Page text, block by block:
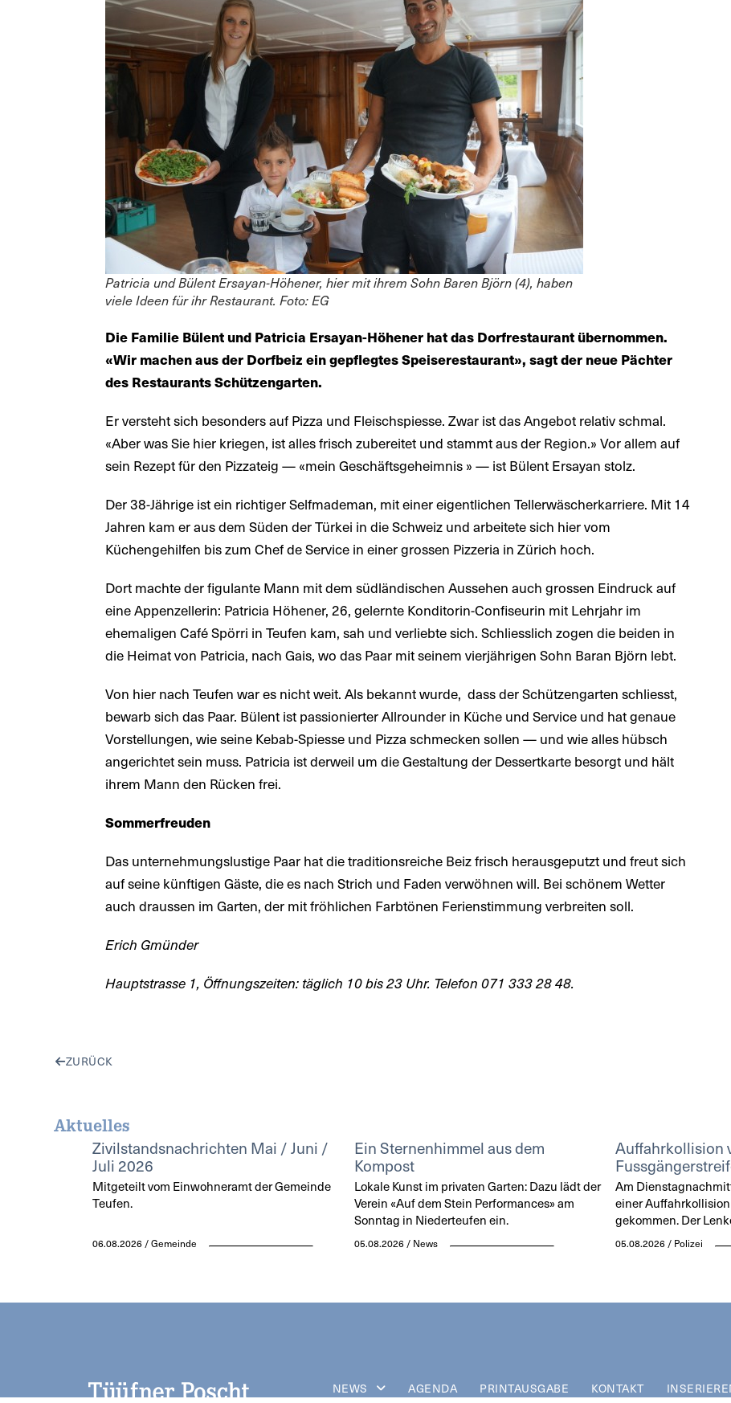
Patricia und Bülent Ersayan-Höhener, hier mit ihrem Sohn Baren Björn (4), haben
viele Ideen für ihr Restaurant. Foto: EG
Die Familie Bülent und Patricia Ersayan-Höhener hat das Dorfrestaurant übernommen.
«Wir machen aus der Dorfbeiz ein gepflegtes Speiserestaurant», sagt der neue Pächter
des Restaurants Schützengarten.
Er versteht sich besonders auf Pizza und Fleischspiesse. Zwar ist das Angebot relativ schmal.
«Aber was Sie hier kriegen, ist alles frisch zubereitet und stammt aus der Region.» Vor allem auf
sein Rezept für den Pizzateig — «mein Geschäftsgeheimnis » — ist Bülent Ersayan stolz.
Der 38-Jährige ist ein richtiger Selfmademan, mit einer eigentlichen Tellerwäscherkarriere. Mit 14
Jahren kam er aus dem Süden der Türkei in die Schweiz und arbeitete sich hier vom
Küchengehilfen bis zum Chef de Service in einer grossen Pizzeria in Zürich hoch.
Dort machte der figulante Mann mit dem südländischen Aussehen auch grossen Eindruck auf
eine Appenzellerin: Patricia Höhener, 26, gelernte Konditorin-Confiseurin mit Lehrjahr im
ehemaligen Café Spörri in Teufen kam, sah und verliebte sich. Schliesslich zogen die beiden in
die Heimat von Patricia, nach Gais, wo das Paar mit seinem vierjährigen Sohn Baran Björn lebt.
Von hier nach Teufen war es nicht weit. Als bekannt wurde, dass der Schützengarten schliesst,
bewarb sich das Paar. Bülent ist passionierter Allrounder in Küche und Service und hat genaue
Vorstellungen, wie seine Kebab-Spiesse und Pizza schmecken sollen — und wie alles hübsch
angerichtet sein muss. Patricia ist derweil um die Gestaltung der Dessertkarte besorgt und hält
ihrem Mann den Rücken frei.
Sommerfreuden
Das unternehmungslustige Paar hat die traditionsreiche Beiz frisch herausgeputzt und freut sich
auf seine künftigen Gäste, die es nach Strich und Faden verwöhnen will. Bei schönem Wetter
auch draussen im Garten, der mit fröhlichen Farbtönen Ferienstimmung verbreiten soll.
Erich Gmünder
Hauptstrasse 1, Öffnungszeiten: täglich 10 bis 23 Uhr. Telefon 071 333 28 48.
ZURÜCK
Aktuelles
Zivilstandsnachrichten Mai / Juni /
Juli 2026
Mitgeteilt vom Einwohneramt der Gemeinde
Teufen.
06.08.2026 / Gemeinde
Ein Sternenhimmel aus dem
Kompost
Lokale Kunst im privaten Garten: Dazu lädt der
Verein «Auf dem Stein Performances» am
Sonntag in Niederteufen ein.
05.08.2026 / News
Auffahrkollision
Am
einer
gekommen. Der
05.08.2026 / Polizei
NEWS AGENDA PRINTAUSGABE KONTAKT